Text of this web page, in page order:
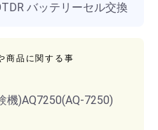
バッテリーセル交換
商品に関する事
)AQ7250(AQ-7250)